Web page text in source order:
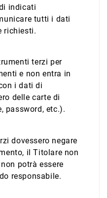
indicati
tutti i dati
richiesti.
terzi per
e non entra in
i dati di
delle carte di
password, etc.).
dovessero negare
il Titolare non
potrà essere
responsabile.